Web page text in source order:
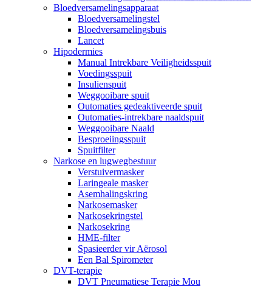
Bloedversamelingsapparaat
Bloedversamelingstel
Bloedversamelingsbuis
Lancet
Hipodermies
Manual Intrekbare Veiligheidsspuit
Voedingsspuit
Insulienspuit
Weggooibare spuit
Outomaties gedeaktiveerde spuit
Outomaties-intrekbare naaldspuit
Weggooibare Naald
Besproeiingsspuit
Spuitfilter
Narkose en lugwegbestuur
Verstuivermasker
Laringeale masker
Asemhalingskring
Narkosemasker
Narkosekringstel
Narkosekring
HME-filter
Spasieerder vir Aërosol
Een Bal Spirometer
DVT-terapie
DVT Pneumatiese Terapie Mou